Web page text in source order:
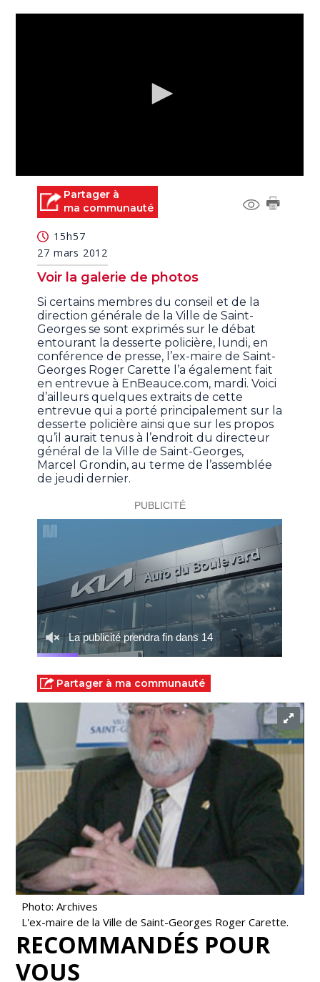
seconds Partager à
ma communauté
15h57
27 mars 2012
Voir la galerie de photos
Si certains membres du conseil et de la
direction générale de la Ville de Saint-
Georges se sont exprimés sur le débat
entourant la desserte policière, lundi, en
conférence de presse, l’ex-maire de Saint-
Georges Roger Carette l’a également fait
en entrevue à EnBeauce.com, mardi. Voici
d’ailleurs quelques extraits de cette
entrevue qui a porté principalement sur la
desserte policière ainsi que sur les propos
qu’il aurait tenus à l’endroit du directeur
général de la Ville de Saint-Georges,
Marcel Grondin, au terme de l’assemblée
de jeudi dernier.
Partager à ma communauté
Photo: Archives
L'ex-maire de la Ville de Saint-Georges Roger Carette.
RECOMMANDÉS POUR
VOUS